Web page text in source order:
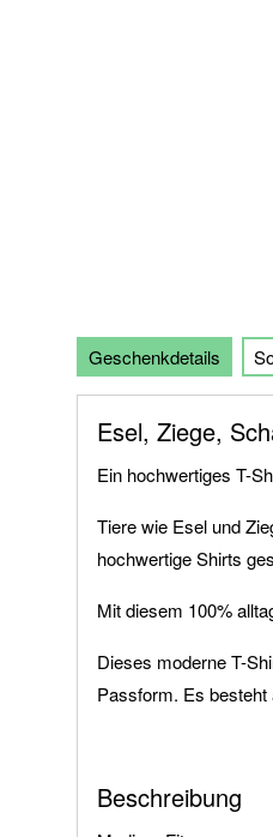
Geschenkdetails
Esel, Ziege,
Ein hochwertiges T-
Tiere wie Esel und
hochwertige Shirts
Mit diesem 100%
Dieses moderne T-
Passform. Es
Beschreibung